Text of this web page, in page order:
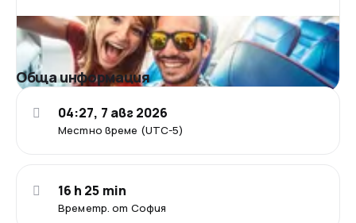
Обща информация
Местно време (UTC-5)
04:27, 7 авг 2026
Времетр. от София
16 h 25 min